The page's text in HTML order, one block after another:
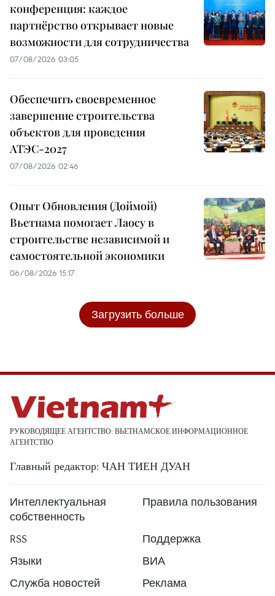
конференция: каждое
партнёрство открывает новые
возможности для сотрудничества
07/08/2026 03:05
Обеспечить своевременное
завершение строительства
объектов для проведения
АТЭС-2027
07/08/2026 02:46
Опыт Обновления (Доймой)
Вьетнама помогает Лаосу в
строительстве независимой и
самостоятельной экономики
06/08/2026 15:17
Загрузить больше
РУКОВОДЯЩЕЕ АГЕНТСТВО: ВЬЕТНАМСКОЕ ИНФОРМАЦИОННОЕ
АГЕНТСТВО
Главный редактор: ЧАН ТИЕН ДУАН
Интеллектуальная
собственность
Правила пользования
RSS
Поддержка
Языки
ВИА
Служба новостей
Реклама